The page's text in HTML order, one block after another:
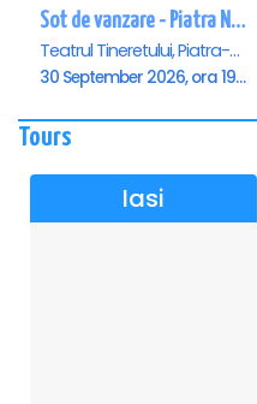
Sot de vanzare - Piatra Neamt
Teatrul Tineretului, Piatra-Neamt
30 September 2026, ora 19:00
Tours
Iasi